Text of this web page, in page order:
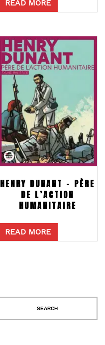
READ MORE
HENRY DUNANT – PÈRE
DE L’ACTION
HUMANITAIRE
READ MORE